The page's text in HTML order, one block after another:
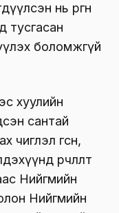
нь өргөн
тусгасан
боломжгүй
хуулийн
сантай
өгсөн,
өөрчлөлт
Нийгмийн
Нийгмийн